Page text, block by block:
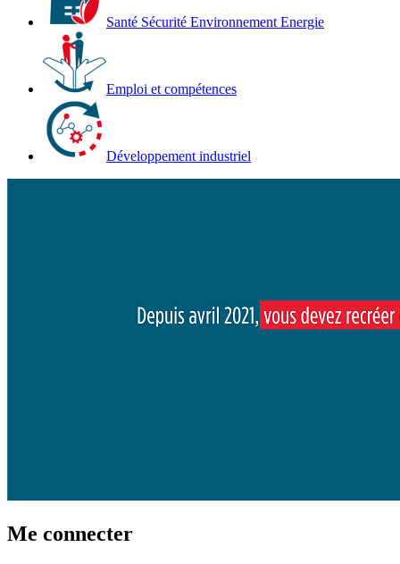
Santé Sécurité Environnement Energie
Emploi et compétences
Développement industriel
Me connecter